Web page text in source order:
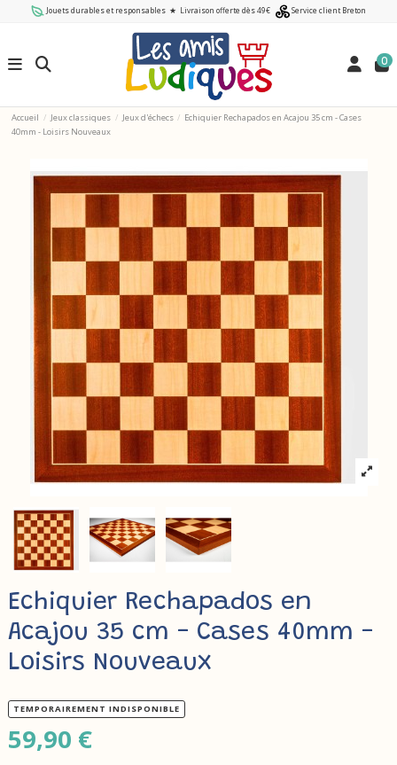
Jouets durables et responsables ★ Livraison offerte dès 49€ Service client Breton
0
Accueil Jeux classiques Jeux d'échecs
Echiquier Rechapados en Acajou 35 cm - Cases
40mm - Loisirs Nouveaux
Echiquier Rechapados en
Acajou 35 cm - Cases 40mm -
Loisirs Nouveaux
TEMPORAIREMENT INDISPONIBLE
59,90 €